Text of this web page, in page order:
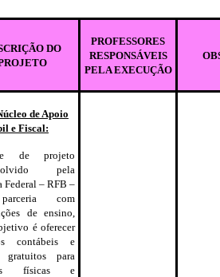
DO
PROFESSORES
RESPONSÁVEIS
PELA EXECUÇÃO
de Apoio
e Fiscal:
se de projeto
pela
Federal – RFB –
com
de ensino,
é oferecer
contábeis e
gratuitos para
físicas e